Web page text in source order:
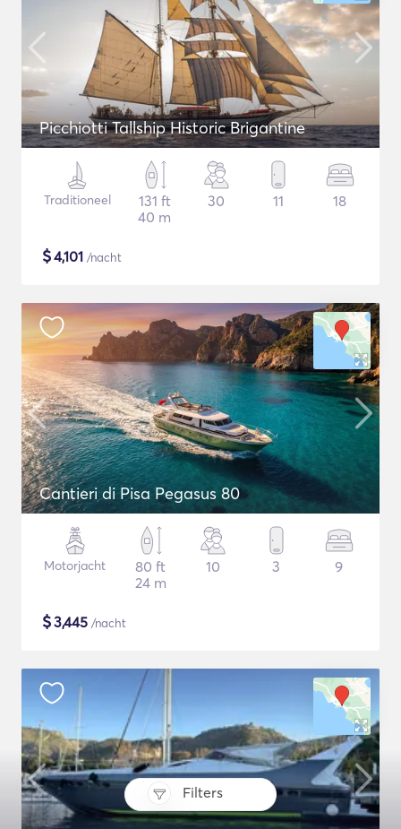
Filters
Picchiotti Tallship Historic Brigantine
Traditioneel
131 ft
40 m
30 11 18
$4,101 /nacht
Cantieri di Pisa Pegasus 80
Motorjacht
80 ft
24 m
10 3 9
$3,445 /nacht